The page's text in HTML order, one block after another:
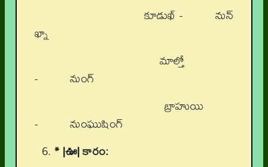
కూడుఖ్ - నున్
ఖ్నా
మాల్తో
- నుంగ్
బ్రాహుయి
- నుంఘుషింగ్
* |ఊ| కారం: